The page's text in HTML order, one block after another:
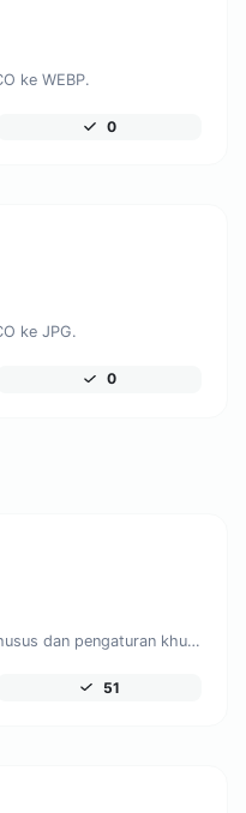
ke WEBP.
0
ke JPG.
0
Buat kata sandi dengan panjang khusus dan pengaturan khusus.
51